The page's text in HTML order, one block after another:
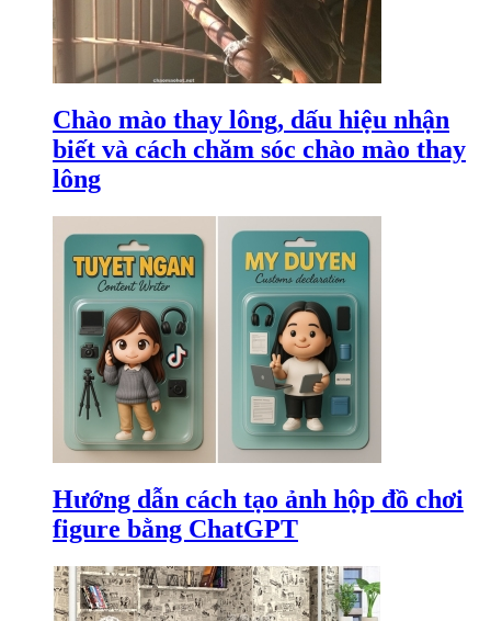
Chào mào thay lông, dấu hiệu nhận
biết và cách chăm sóc chào mào thay
lông
Hướng dẫn cách tạo ảnh hộp đồ chơi
figure bằng ChatGPT